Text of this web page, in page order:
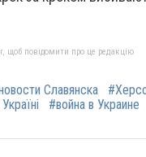
щоб повідомити про це редакцію
Славянска
#война в Украине